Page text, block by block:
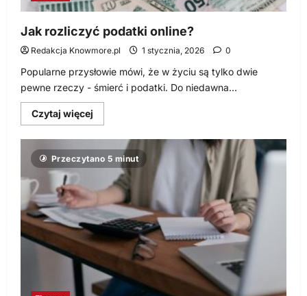
Jak rozliczyć podatki online?
Redakcja Knowmore.pl 1 stycznia, 2026 0
Popularne przysłowie mówi, że w życiu są tylko dwie
pewne rzeczy - śmierć i podatki. Do niedawna...
Czytaj więcej
się
o
Jak
rozliczyć
podatki
online?
Przeczytano 5 minut